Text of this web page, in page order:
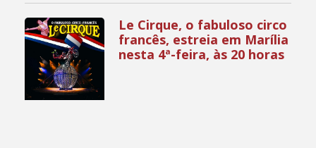
Le Cirque, o fabuloso circo
francês, estreia em Marília
nesta 4ª-feira, às 20 horas